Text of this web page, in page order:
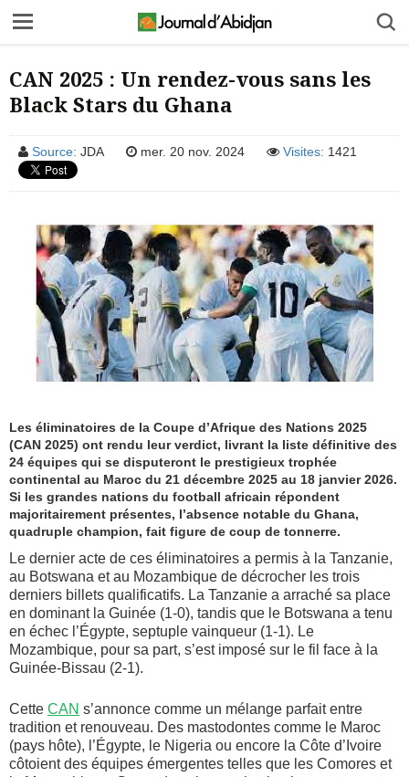
CAN 2025 : Un rendez-vous sans les
Black Stars du Ghana
Source: JDA mer. 20 nov. 2024 Visites: 1421
Les éliminatoires de la Coupe d’Afrique des Nations 2025
(CAN 2025) ont rendu leur verdict, livrant la liste définitive des
24 équipes qui se disputeront le prestigieux trophée
continental au Maroc du 21 décembre 2025 au 18 janvier 2026.
Si les grandes nations du football africain répondent
majoritairement présentes, l’absence notable du Ghana,
quadruple champion, fait figure de coup de tonnerre.
Le dernier acte de ces éliminatoires a permis à la Tanzanie,
au Botswana et au Mozambique de décrocher les trois
derniers billets qualificatifs. La Tanzanie a arraché sa place
en dominant la Guinée (1-0), tandis que le Botswana a tenu
en échec l’Égypte, septuple vainqueur (1-1). Le
Mozambique, pour sa part, s’est imposé sur le fil face à la
Guinée-Bissau (2-1).
Cette CAN s’annonce comme un mélange parfait entre
tradition et renouveau. Des mastodontes comme le Maroc
(pays hôte), l’Égypte, le Nigeria ou encore la Côte d’Ivoire
côtoient des équipes émergentes telles que les Comores et